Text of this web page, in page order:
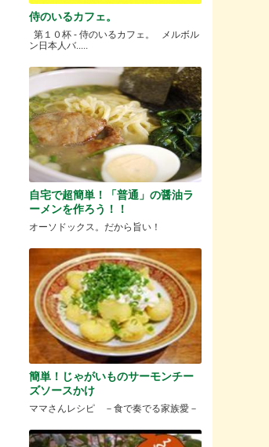
侍のいるカフェ。
第１０杯 - 侍のいるカフェ。 メルボル
ン日本人バ.....
自宅で超簡単！「普通」の醤油ラ
ーメンを作ろう！！
オーソドックス。だから旨い！
簡単！じゃがいものサーモンチー
ズソースかけ
ママさんレシピ －食で奏でる家族愛－